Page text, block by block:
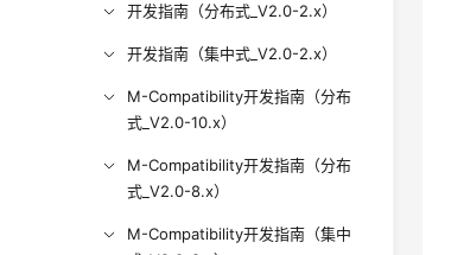
开发指南（分布式_V2.0-2.x）
开发指南（集中式_V2.0-2.x）
M-Compatibility开发指南（分布
式_V2.0-10.x）
M-Compatibility开发指南（分布
式_V2.0-8.x）
M-Compatibility开发指南（集中